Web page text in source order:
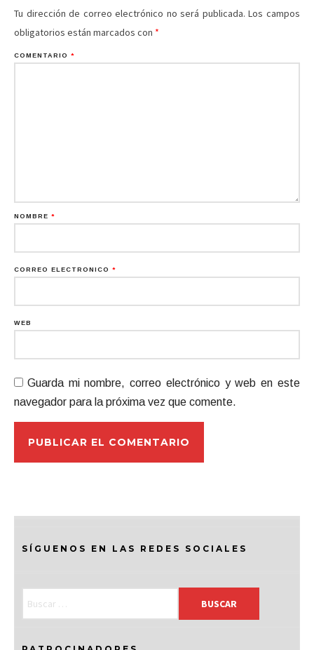
Tu dirección de correo electrónico no será publicada. Los campos
obligatorios están marcados con *
COMENTARIO *
NOMBRE *
CORREO ELECTRÓNICO *
WEB
Guarda mi nombre, correo electrónico y web en este
navegador para la próxima vez que comente.
SÍGUENOS EN LAS REDES SOCIALES